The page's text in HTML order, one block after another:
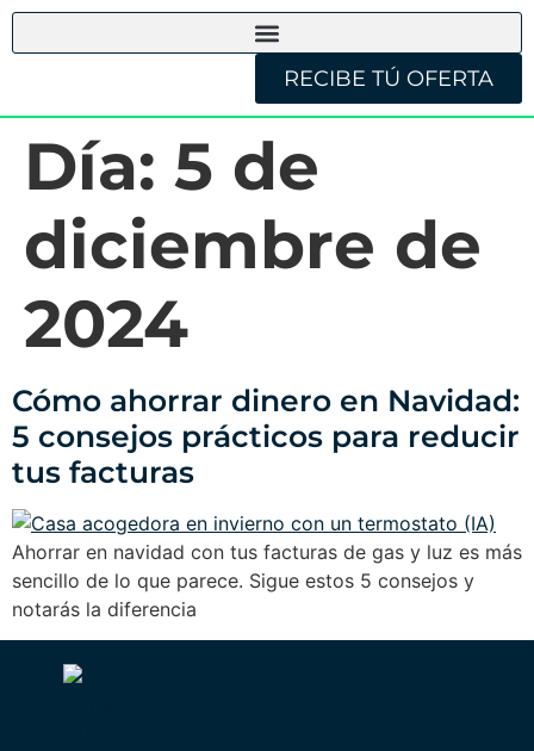
RECIBE TÚ OFERTA
Día: 5 de
diciembre de
2024
Cómo ahorrar dinero en Navidad:
5 consejos prácticos para reducir
tus facturas
Ahorrar en navidad con tus facturas de gas y luz es más
sencillo de lo que parece. Sigue estos 5 consejos y
notarás la diferencia